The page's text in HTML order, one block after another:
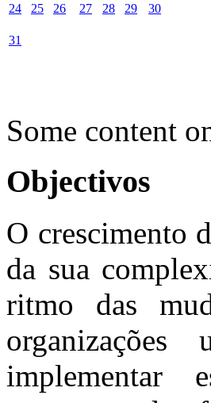
24 25 26 27 28 29 30
31
Some content
Objectivos
O crescimento
da sua
ritmo das
implementar